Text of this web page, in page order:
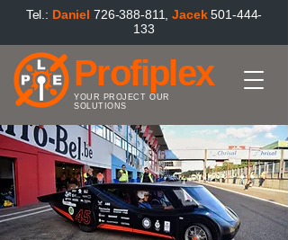
Tel.: Daniel 726-388-811 ,Jacek 501-444-
133
Profiplex
YOUR PROJECT OUR
SOLUTIONS